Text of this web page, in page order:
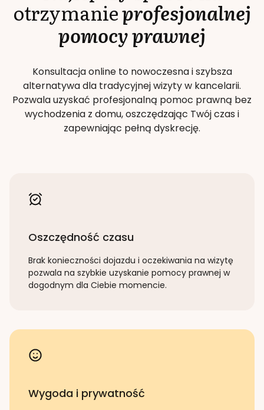
otrzymanieprofesjonalnej
pomocy prawnej
Konsultacja online to nowoczesna i szybsza
alternatywa dla tradycyjnej wizyty w kancelarii.
Pozwala uzyskać profesjonalną pomoc prawną bez
wychodzenia z domu, oszczędzając Twój czas i
zapewniając pełną dyskrecję.
Oszczędność czasu
Brak konieczności dojazdu i oczekiwania na wizytę
pozwala na szybkie uzyskanie pomocy prawnej w
dogodnym dla Ciebie momencie.
Wygoda i prywatność